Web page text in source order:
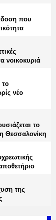
που
νοικοκυριά
το
νέο
το
Θεσσαλονίκη
της